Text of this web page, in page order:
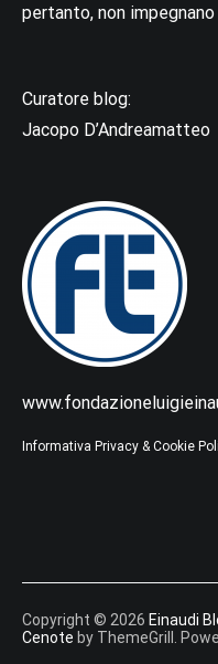
pertanto, non
Curatore blog:
Jacopo D’Andreamatteo
Informativa Privacy & Cookie
Copyright © 2026 Einaudi
Cenote by ThemeGrill.